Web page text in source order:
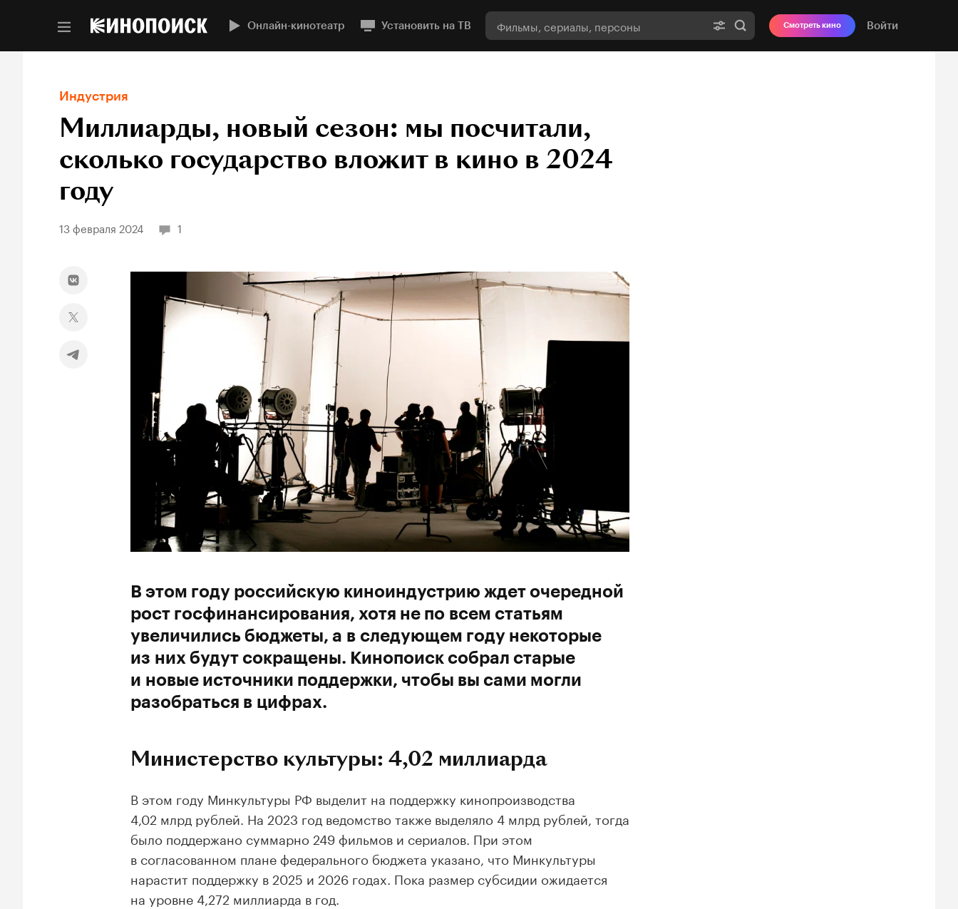
Онлайн-кинотеатр Установить на ТВ Смотреть кино Войти
Индустрия
Миллиарды, новый сезон: мы посчитали,
сколько государство вложит в кино в 2024
году
13 февраля 2024 1
В этом году российскую киноиндустрию ждет очередной
рост госфинансирования, хотя не по всем статьям
увеличились бюджеты, а в следующем году некоторые
из них будут сокращены. Кинопоиск собрал старые
и новые источники поддержки, чтобы вы сами могли
разобраться в цифрах.
Министерство культуры: 4,02 миллиарда
В этом году Минкультуры РФ выделит на поддержку кинопроизводства
4,02 млрд рублей. На 2023 год ведомство также выделяло 4 млрд рублей, тогда
было поддержано суммарно 249 фильмов и сериалов. При этом
в согласованном плане федерального бюджета указано, что Минкультуры
нарастит поддержку в 2025 и 2026 годах. Пока размер субсидии ожидается
на уровне 4,272 миллиарда в год.